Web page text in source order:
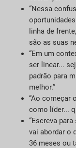
“Nessa
linha de
são as suas
“Em um
ser linear...
padrão para
melhor.”
“Ao começar
como líder...
“Escreva
vai abordar o
36 meses ou